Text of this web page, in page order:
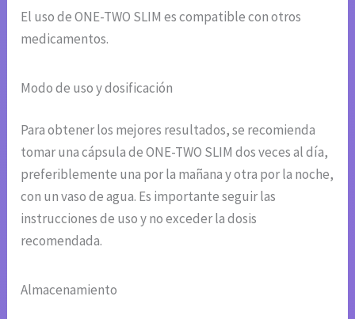
El uso de ONE-TWO SLIM es compatible con otros
medicamentos.
Modo de uso y dosificación
Para obtener los mejores resultados, se recomienda
tomar una cápsula de ONE-TWO SLIM dos veces al día,
preferiblemente una por la mañana y otra por la noche,
con un vaso de agua. Es importante seguir las
instrucciones de uso y no exceder la dosis
recomendada.
Almacenamiento